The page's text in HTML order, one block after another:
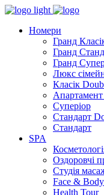
Номери
Гранд
Гранд
Гранд
Люкс
Класік
Суперіор
Стандарт
Стандарт
SPA
Оздоровчі
Студія
Face & Body
Health Tour